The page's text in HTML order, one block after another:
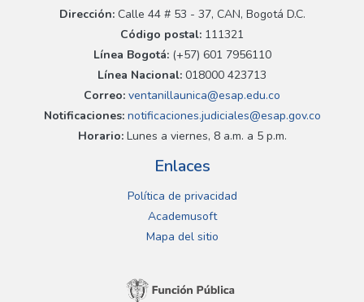
Dirección:Calle 44 # 53 - 37, CAN, Bogotá D.C.
Código postal: 111321
Línea Bogotá:(+57) 601 7956110
Línea Nacional: 018000 423713
Correo: ventanillaunica@esap.edu.co
Notificaciones:notificaciones.judiciales@esap.gov.co
Horario:Lunes a viernes, 8 a.m. a 5 p.m.
Enlaces
Política de privacidad
Academusoft
Mapa del sitio